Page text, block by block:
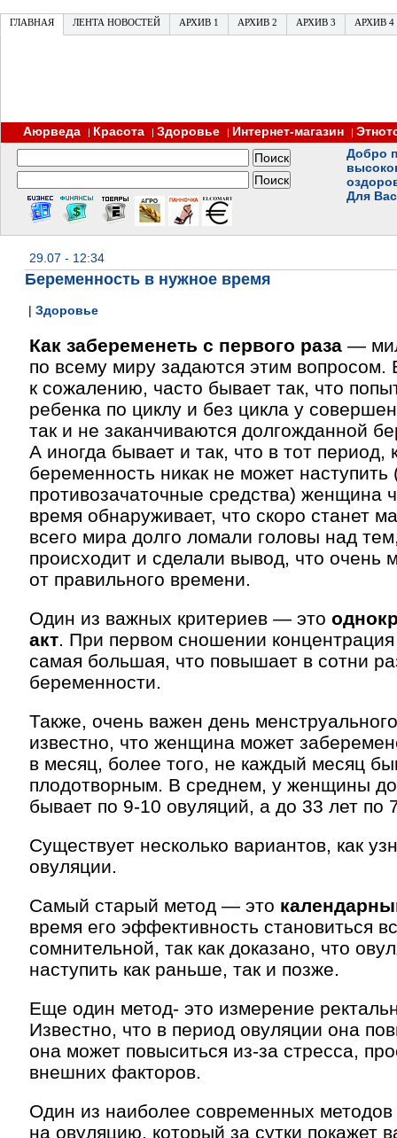
ГЛАВНАЯ ЛЕНТА НОВОСТЕЙ АРХИВ 1 АРХИВ 2 АРХИВ 3 АРХИВ 4
Аюрведа | Красота | Здоровье | Интернет-магазин |
Добро
Для
29.07 - 12:34
Беременность в нужное время
| Здоровье
Как забеременеть с первого раза—
по всему миру задаются этим вопросом.
к сожалению, часто бывает так, что
ребенка по циклу и без цикла у
так и не заканчиваются долгожданной
А иногда бывает и так, что в тот период,
беременность никак не может
противозачаточные средства) женщина
время обнаруживает, что скоро станет
всего мира долго ломали головы над
происходит и сделали вывод, что очень
от правильного времени.
Один из важных критериев — это
акт. При первом сношении
самая большая, что повышает в сотни
беременности.
Также, очень важен день
известно, что женщина может
в месяц, более того, не каждый месяц
плодотворным. В среднем, у женщины до
бывает по 9-10 овуляций, а до 33 лет по
Существует несколько вариантов, как
овуляции.
Самый старый метод — это
время его эффективность становиться
сомнительной, так как доказано, что
наступить как раньше, так и позже.
Еще один метод- это измерение
Известно, что в период овуляции она
она может повыситься из-за стресса,
внешних факторов.
Один из наиболее современных
на овуляцию, который за сутки покажет